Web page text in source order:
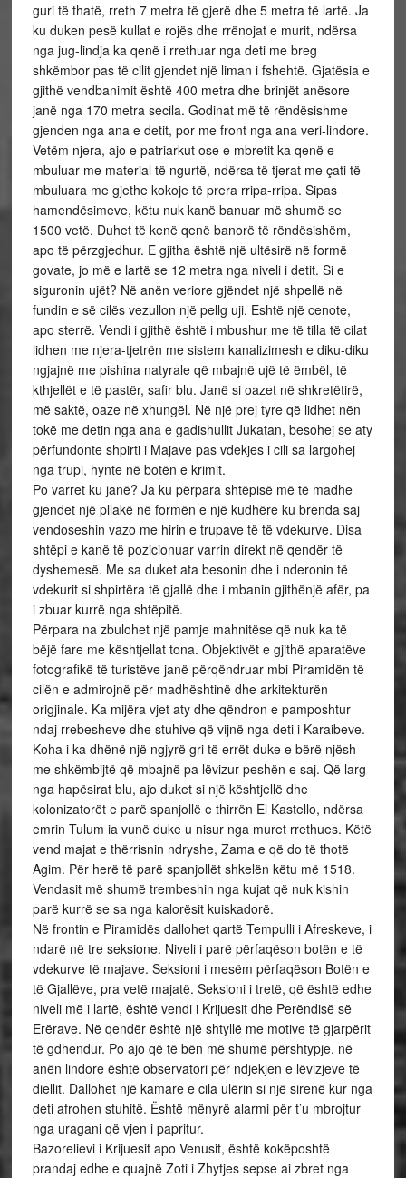
guri të thatë, rreth 7 metra të gjerë dhe 5 metra të lartë. Ja
ku duken pesë kullat e rojës dhe rrënojat e murit, ndërsa
nga jug-lindja ka qenë i rrethuar nga deti me breg
shkëmbor pas të cilit gjendet një liman i fshehtë. Gjatësia e
gjithë vendbanimit është 400 metra dhe brinjët anësore
janë nga 170 metra secila. Godinat më të rëndësishme
gjenden nga ana e detit, por me front nga ana veri-lindore.
Vetëm njera, ajo e patriarkut ose e mbretit ka qenë e
mbuluar me material të ngurtë, ndërsa të tjerat me çati të
mbuluara me gjethe kokoje të prera rripa-rripa. Sipas
hamendësimeve, këtu nuk kanë banuar më shumë se
1500 vetë. Duhet të kenë qenë banorë të rëndësishëm,
apo të përzgjedhur. E gjitha është një ultësirë në formë
govate, jo më e lartë se 12 metra nga niveli i detit. Si e
siguronin ujët? Në anën veriore gjëndet një shpellë në
fundin e së cilës vezullon një pellg uji. Eshtë një cenote,
apo sterrë. Vendi i gjithë është i mbushur me të tilla të cilat
lidhen me njera-tjetrën me sistem kanalizimesh e diku-diku
ngjajnë me pishina natyrale që mbajnë ujë të ëmbël, të
kthjellët e të pastër, safir blu. Janë si oazet në shkretëtirë,
më saktë, oaze në xhungël. Në një prej tyre që lidhet nën
tokë me detin nga ana e gadishullit Jukatan, besohej se aty
përfundonte shpirti i Majave pas vdekjes i cili sa largohej
nga trupi, hynte në botën e krimit.
Po varret ku janë? Ja ku përpara shtëpisë më të madhe
gjendet një pllakë në formën e një kudhëre ku brenda saj
vendoseshin vazo me hirin e trupave të të vdekurve. Disa
shtëpi e kanë të pozicionuar varrin direkt në qendër të
dyshemesë. Me sa duket ata besonin dhe i nderonin të
vdekurit si shpirtëra të gjallë dhe i mbanin gjithënjë afër, pa
i zbuar kurrë nga shtëpitë.
Përpara na zbulohet një pamje mahnitëse që nuk ka të
bëjë fare me kështjellat tona. Objektivët e gjithë aparatëve
fotografikë të turistëve janë përqëndruar mbi Piramidën të
cilën e admirojnë për madhështinë dhe arkitekturën
origjinale. Ka mijëra vjet aty dhe qëndron e pamposhtur
ndaj rrebesheve dhe stuhive që vijnë nga deti i Karaibeve.
Koha i ka dhënë një ngjyrë gri të errët duke e bërë njësh
me shkëmbijtë që mbajnë pa lëvizur peshën e saj. Që larg
nga hapësirat blu, ajo duket si një kështjellë dhe
kolonizatorët e parë spanjollë e thirrën El Kastello, ndërsa
emrin Tulum ia vunë duke u nisur nga muret rrethues. Këtë
vend majat e thërrisnin ndryshe, Zama e që do të thotë
Agim. Për herë të parë spanjollët shkelën këtu më 1518.
Vendasit më shumë trembeshin nga kujat që nuk kishin
parë kurrë se sa nga kalorësit kuiskadorë.
Në frontin e Piramidës dallohet qartë Tempulli i Afreskeve, i
ndarë në tre seksione. Niveli i parë përfaqëson botën e të
vdekurve të majave. Seksioni i mesëm përfaqëson Botën e
të Gjallëve, pra vetë majatë. Seksioni i tretë, që është edhe
niveli më i lartë, është vendi i Krijuesit dhe Perëndisë së
Erërave. Në qendër është një shtyllë me motive të gjarpërit
të gdhendur. Po ajo që të bën më shumë përshtypje, në
anën lindore është observatori për ndjekjen e lëvizjeve të
diellit. Dallohet një kamare e cila ulërin si një sirenë kur nga
deti afrohen stuhitë. Është mënyrë alarmi për t’u mbrojtur
nga uragani që vjen i papritur.
Bazorelievi i Krijuesit apo Venusit, është kokëposhtë
prandaj edhe e quajnë Zoti i Zhytjes sepse ai zbret nga